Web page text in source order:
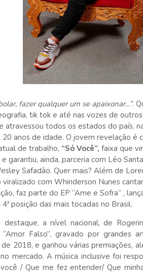
fazer qualquer um se apaixonar...”.
tik tok e até nas vozes de
atravessou todos os estados do país,
anos de idade. O jovem revelação é
de trabalho, “Só Você”, faixa que
garantiu, ainda, parceria com Léo
Safadão. Quer mais? Além de
com Whinderson Nunes
faz parte do EP “Ame e Sofra” ,
posição das mais tocadas no Brasil.
a nível nacional, de
“Amor Falso”, gravado por grandes
2018, e ganhou várias premiações,
mercado. A música inclusive foi
/ Que me fez entender/ Que